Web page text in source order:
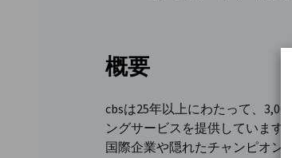
概要
cbsは25年以上にわたって、
ングサービスを提供しています
国際企業や隠れたチャンピオン